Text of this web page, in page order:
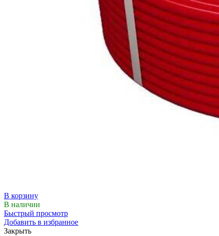
В корзину
В наличии
Быстрый просмотр
Добавить в избранное
Закрыть